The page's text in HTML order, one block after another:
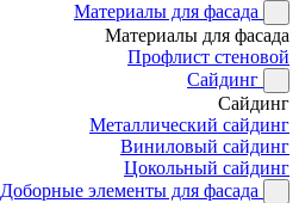
Материалы для фасада
Материалы для фасада
Профлист стеновой
Сайдинг
Сайдинг
Металлический сайдинг
Виниловый сайдинг
Цокольный сайдинг
Доборные элементы для фасада